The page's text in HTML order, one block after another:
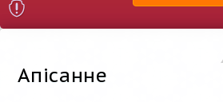
Апісанне